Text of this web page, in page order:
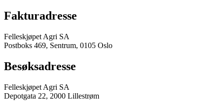
Fakturadresse
Felleskjøpet Agri SA
Postboks 469, Sentrum, 0105 Oslo
Besøksadresse
Felleskjøpet Agri SA
Depotgata 22, 2000 Lillestrøm